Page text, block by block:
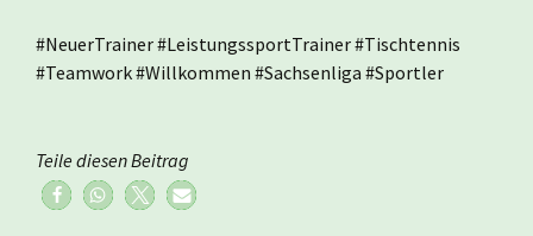
#NeuerTrainer #LeistungssportTrainer #Tischtennis
#Teamwork #Willkommen #Sachsenliga #Sportler
Teile diesen Beitrag